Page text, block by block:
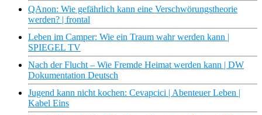
QAnon: Wie gefährlich kann eine Verschwörungstheorie
werden? | frontal
Leben im Camper: Wie ein Traum wahr werden kann |
SPIEGEL TV
Nach der Flucht – Wie Fremde Heimat werden kann | DW
Dokumentation Deutsch
Jugend kann nicht kochen: Cevapcici | Abenteuer Leben |
Kabel Eins